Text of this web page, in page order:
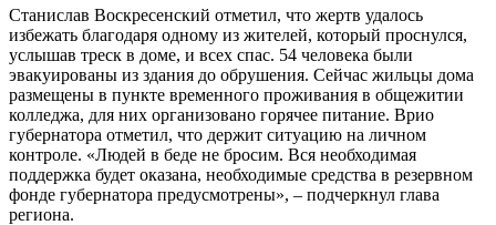
Станислав Воскресенский отметил, что жертв удалось
избежать благодаря одному из жителей, который проснулся,
услышав треск в доме, и всех спас. 54 человека были
эвакуированы из здания до обрушения. Сейчас жильцы дома
размещены в пункте временного проживания в общежитии
колледжа, для них организовано горячее питание. Врио
губернатора отметил, что держит ситуацию на личном
контроле. «Людей в беде не бросим. Вся необходимая
поддержка будет оказана, необходимые средства в резервном
фонде губернатора предусмотрены», – подчеркнул глава
региона.